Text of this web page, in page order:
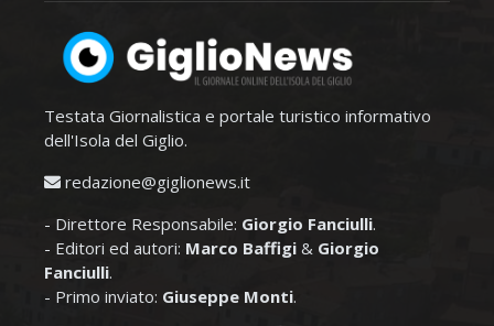
Testata Giornalistica e portale turistico informativo
dell'Isola del Giglio.
redazione@giglionews.it
- Direttore Responsabile: Giorgio Fanciulli.
- Editori ed autori: Marco Baffigi & Giorgio
Fanciulli.
- Primo inviato: Giuseppe Monti.